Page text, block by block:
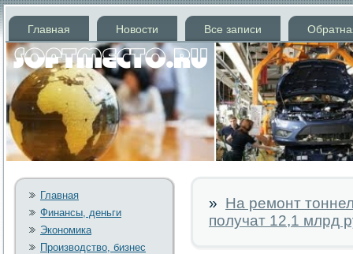
Главная Новости Все записи
Главная
Финансы, деньги
Экономика
Производство, бизнес
» На ремонт
получат 12,1 млрд